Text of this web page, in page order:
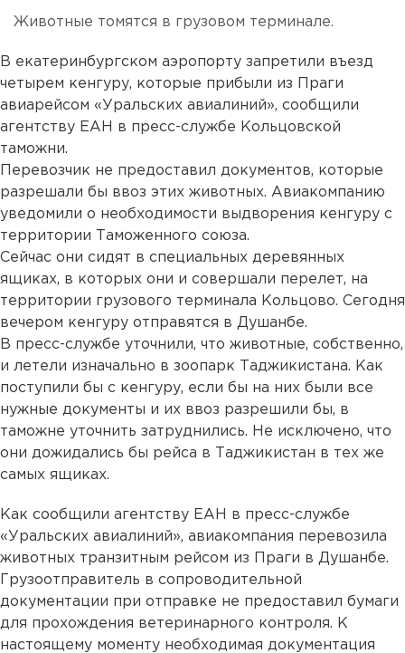
Животные томятся в грузовом терминале.
В екатеринбургском аэропорту запретили въезд
четырем кенгуру, которые прибыли из Праги
авиарейсом «Уральских авиалиний», сообщили
агентству ЕАН в пресс-службе Кольцовской
таможни.
Перевозчик не предоставил документов, которые
разрешали бы ввоз этих животных. Авиакомпанию
уведомили о необходимости выдворения кенгуру с
территории Таможенного союза.
Сейчас они сидят в специальных деревянных
ящиках, в которых они и совершали перелет, на
территории грузового терминала Кольцово. Сегодня
вечером кенгуру отправятся в Душанбе.
В пресс-службе уточнили, что животные, собственно,
и летели изначально в зоопарк Таджикистана. Как
поступили бы с кенгуру, если бы на них были все
нужные документы и их ввоз разрешили бы, в
таможне уточнить затруднились. Не исключено, что
они дожидались бы рейса в Таджикистан в тех же
самых ящиках.
Как сообщили агентству ЕАН в пресс-службе
«Уральских авиалиний», авиакомпания перевозила
животных транзитным рейсом из Праги в Душанбе.
Грузоотправитель в сопроводительной
документации при отправке не предоставил бумаги
для прохождения ветеринарного контроля. К
настоящему моменту необходимая документация